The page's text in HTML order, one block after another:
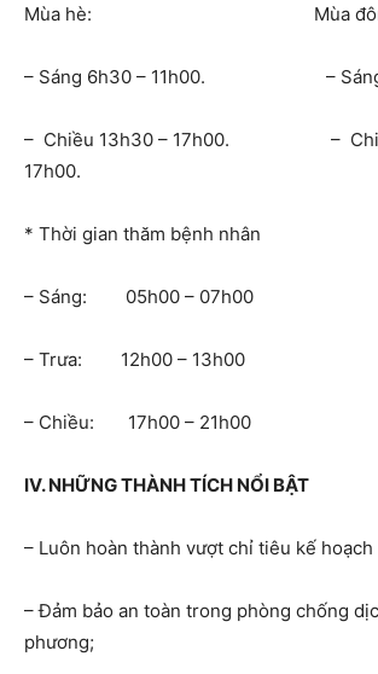
Mùa hè: Mùa
– Sáng 6h30 – 11h00. – Sáng
– Chiều 13h30 – 17h00. –
17h00.
* Thời gian thăm bệnh nhân
– Sáng: 05h00 – 07h00
– Trưa: 12h00 – 13h00
– Chiều: 17h00 – 21h00
IV. NHỮNG THÀNH TÍCH NỔI BẬT
– Luôn hoàn thành vượt chỉ tiêu kế
– Đảm bảo an toàn trong phòng chống
phương;